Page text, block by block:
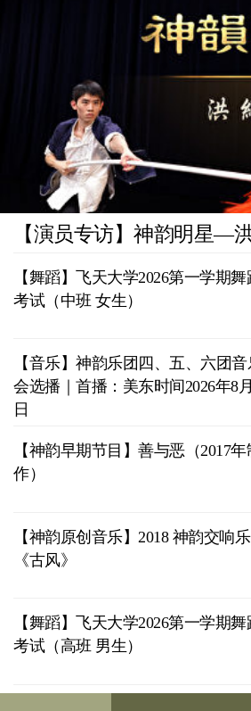
【演员专访】神韵明星—
【舞蹈】飞天大学2026第一学期舞
考试（中班 女生）
【音乐】神韵乐团四、五、六团音
会选播｜首播：美东时间2026年8
日
【神韵早期节目】善与恶（2017年
作）
【神韵原创音乐】2018 神韵交响乐
《古风》
【舞蹈】飞天大学2026第一学期舞
考试（高班 男生）